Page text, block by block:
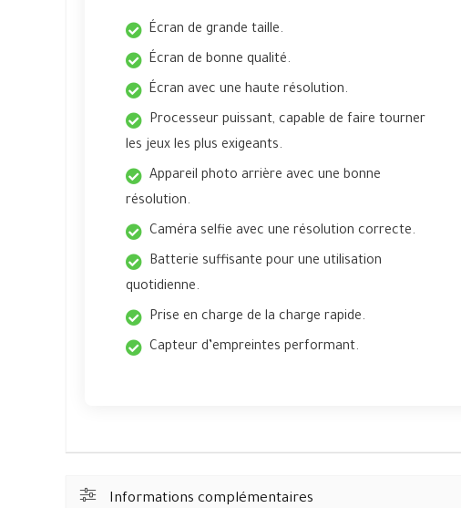
Écran de grande taille.
Écran de bonne qualité.
Écran avec une haute résolution.
Processeur puissant, capable de faire tourner
les jeux les plus exigeants.
Appareil photo arrière avec une bonne
résolution.
Caméra selfie avec une résolution correcte.
Batterie suffisante pour une utilisation
quotidienne.
Prise en charge de la charge rapide.
Capteur d’empreintes performant.
Informations complémentaires